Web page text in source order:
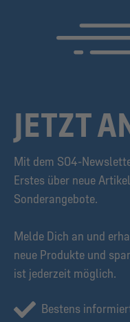
JETZT
Mit dem S04-
Erstes über neue
Sonderangebote.
Melde Dich an und
neue Produkte und
ist jederzeit möglich.
Bestens